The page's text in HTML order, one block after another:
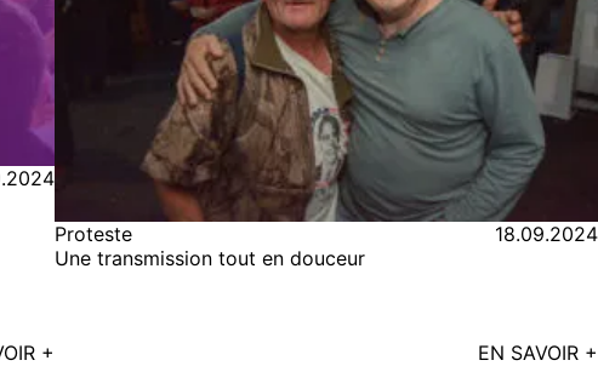
+
Proteste
18.09.2024
Une transmission tout en douceur
EN SAVOIR +